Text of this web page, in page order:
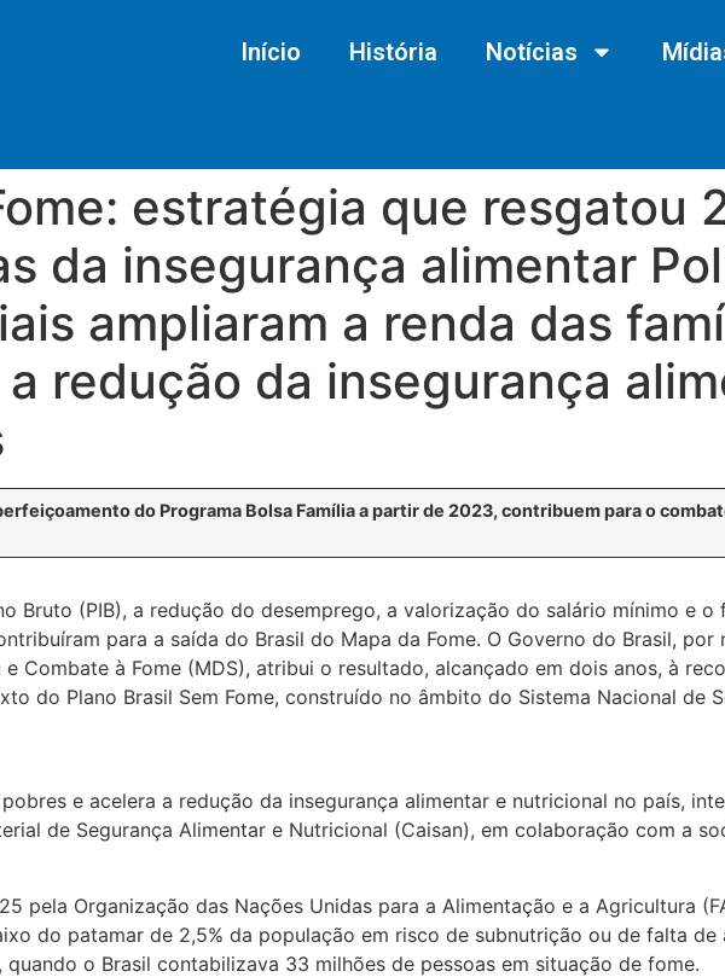
Início História Notícias
estratégia que resgatou
da insegurança alimentar
ampliaram a renda das
redução da insegurança
do Programa Bolsa Família a partir de 2023, contribuem para o
Bruto (PIB), a redução do desemprego, a valorização do salário mínimo e
para a saída do Brasil do Mapa da Fome. O Governo do Brasil,
Combate à Fome (MDS), atribui o resultado, alcançado em dois anos, à
do Plano Brasil Sem Fome, construído no âmbito do Sistema Nacional de
e acelera a redução da insegurança alimentar e nutricional no país,
de Segurança Alimentar e Nutricional (Caisan), em colaboração com a
pela Organização das Nações Unidas para a Alimentação e a Agricultura
do patamar de 2,5% da população em risco de subnutrição ou de falta de
o Brasil contabilizava 33 milhões de pessoas em situação de fome.